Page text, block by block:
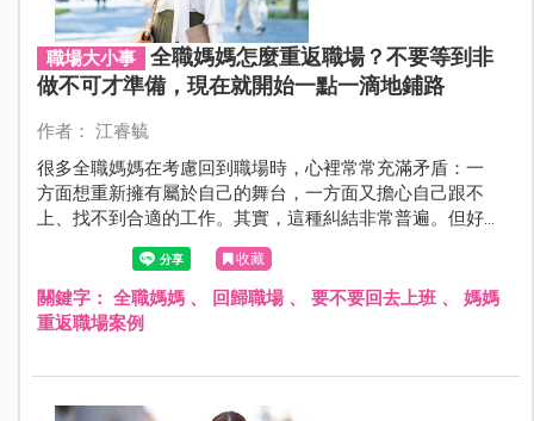
職場大小事
全職媽媽怎麼重返職場？不要等到非
做不可才準備，現在就開始一點一滴地鋪路
作者： 江睿毓
很多全職媽媽在考慮回到職場時，心裡常常充滿矛盾：一
方面想重新擁有屬於自己的舞台，一方面又擔心自己跟不
上、找不到合適的工作。其實，這種糾結非常普遍。但好
消息是，只要方法對了，回職場不但不是不可能，還可能
是人生另一段收穫滿滿的旅程。
收藏
關鍵字： 全職媽媽、 回歸職場、 要不要回去上班、 媽媽
重返職場案例